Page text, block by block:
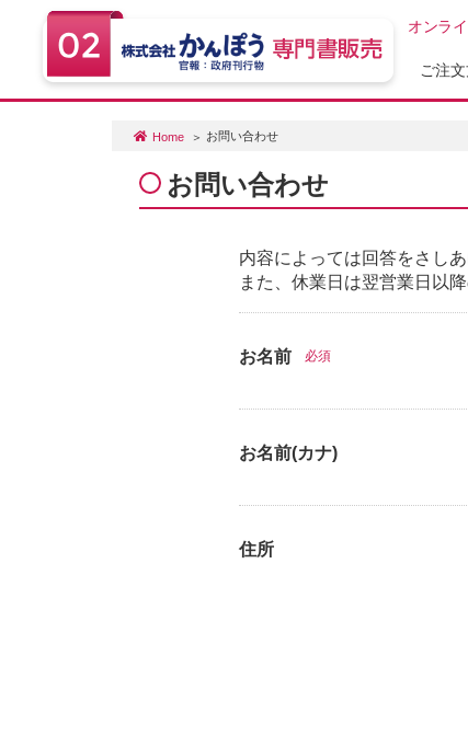
オンラ
ご注
Home お問い合わせ
お問い合わせ
内容によっては回答をさし
また、休業日は翌営業日以
お名前 必須
お名前(カナ)
住所